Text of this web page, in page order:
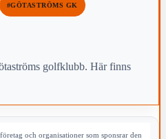
#GÖTASTRÖMS GK
golfklubb. Här finns
och organisationer som sponsrar den